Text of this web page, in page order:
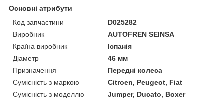
Основні атрибути
Код запчастини
D025282
Виробник
AUTOFREN SEINSA
Країна виробник
Іспанія
Діаметр
46 мм
Призначення
Передні колеса
Сумісність з маркою
Citroen, Peugeot, Fiat
Сумісність з моделлю
Jumper, Ducato, Boxer